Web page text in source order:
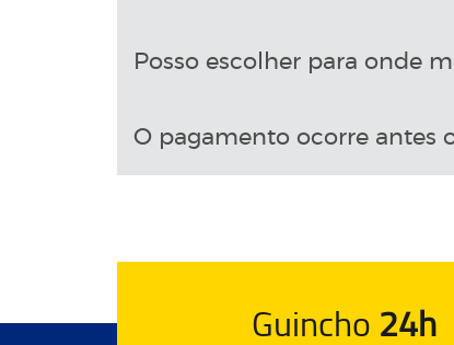
Posso escolher para onde
O pagamento ocorre antes
Guincho 24h